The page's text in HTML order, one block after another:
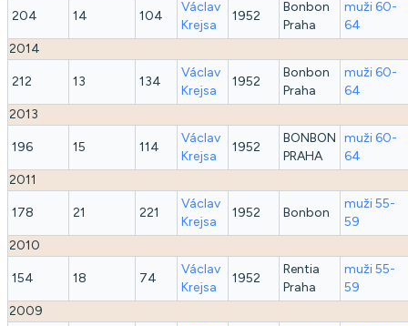
204 14 104
Václav
Krejsa
1952
Bonbon
Praha
muži 60-
64
2014
212 13 134
Václav
Krejsa
1952
Bonbon
Praha
muži 60-
64
2013
196 15 114
Václav
Krejsa
1952
BONBON
PRAHA
muži 60-
64
2011
178 21 221
Václav
Krejsa
1952 Bonbon
muži 55-
59
2010
154 18 74
Václav
Krejsa
1952
Rentia
Praha
muži 55-
59
2009